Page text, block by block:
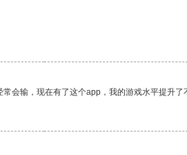
会输，现在有了这个app，我的游戏水平提升了